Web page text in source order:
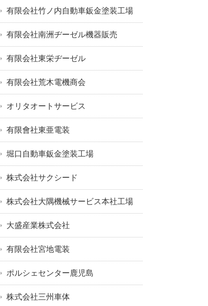
有限会社竹ノ内自動車鈑金塗装工場
有限会社南洲ヂーゼル機器販売
有限会社東栄ヂーゼル
有限会社荒木電機商会
オリタオートサービス
有限會社東亜電装
堀口自動車鈑金塗装工場
株式会社サクシード
株式会社大隅機械サービス本社工場
大盛産業株式会社
有限会社宮地電装
ポルシェセンター鹿児島
株式会社三州車体